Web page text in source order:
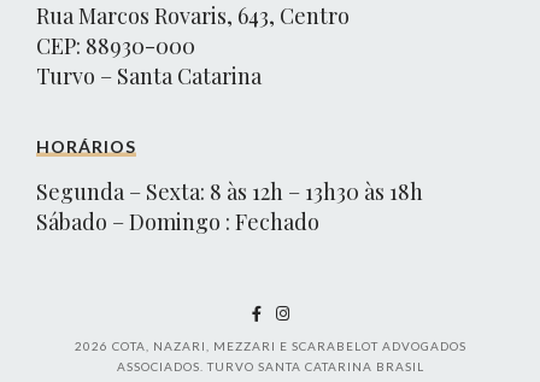
Rua Marcos Rovaris, 643, Centro
CEP: 88930-000
Turvo – Santa Catarina
HORÁRIOS
Segunda – Sexta: 8 às 12h – 13h30 às 18h
Sábado – Domingo : Fechado
2026 COTA, NAZARI, MEZZARI E SCARABELOT ADVOGADOS
ASSOCIADOS. TURVO SANTA CATARINA BRASIL